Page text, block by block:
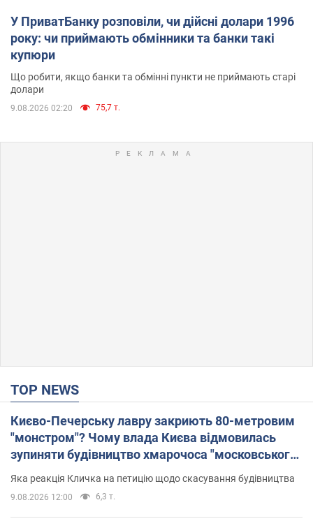
У ПриватБанку розповіли, чи дійсні долари 1996
року: чи приймають обмінники та банки такі
купюри
Що робити, якщо банки та обмінні пункти не приймають старі
долари
9.08.2026 02:20 75,7 т.
TOP NEWS
Києво-Печерську лавру закриють 80-метровим
"монстром"? Чому влада Києва відмовилась
зупиняти будівництво хмарочоса "московського
вірянина"
Яка реакція Кличка на петицію щодо скасування будівництва
9.08.2026 12:00 6,3 т.